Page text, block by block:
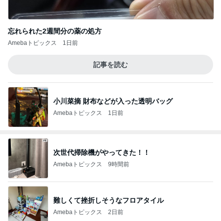
忘れられた2週間分の薬の処方
Amebaトピックス 1日前
記事を読む
小川菜摘 財布などが入った透明バッグ
Amebaトピックス 1日前
次世代掃除機がやってきた！！
Amebaトピックス 9時間前
難しくて挫折しそうなフロアタイル
Amebaトピックス 2日前